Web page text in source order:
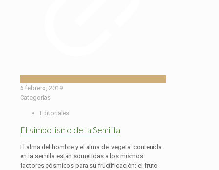
6 febrero, 2019
Categorías
Editoriales
El simbolismo de la Semilla
El alma del hombre y el alma del vegetal contenida
en la semilla están sometidas a los mismos
factores cósmicos para su fructificación: el fruto